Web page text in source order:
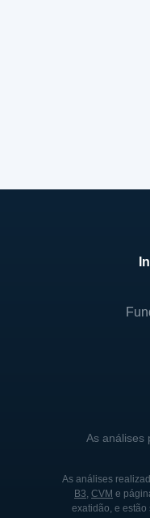
As análises
As análises
B3, CVM e
exatidão, e